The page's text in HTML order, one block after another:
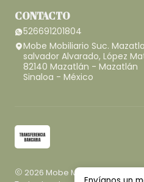
CONTACTO
526691201804
Mobe Mobiliario Suc.
salvador Alvarado, López
82140 Mazatlán - Mazatlán
Sinaloa - México
2026 Mobe Mobiliario.